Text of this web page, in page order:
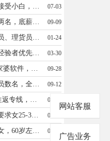
招聘账号发布员多名，可线上，接受小白，日结50-150联系15531977225微同 07-03
千子莲旗舰店招聘：诚聘服务生两名，底薪4000加提成5000左右，有意者可联系电话：15100976677， 09-09
有华家连锁超市襄湾店招聘收银员、理货员、小时工联系电话19331930216 01-24
冷冻厂招聘冷藏车司机师傅！有经验者优先！联系电话18731971521同V 03-30
高薪诚聘：专职会计1名，懂管家婆软件，待遇优厚，地址：王快镇孔桥村村西 16630991800 09-28
启果果集采平台邢台仓招聘业务员数名，全职兼职均可，不打卡，上班自由，有意者电话联系：19803099881（同步） 09-12
招聘B本司机，跑邢台至石家庄往返专线，开6.8高栏车要求吃苦耐劳责任心强，祝村开发区附近优先，联系18831942333 09-18
沙河恒峰装饰材料招聘会计一名要求女25-35岁有工作经验者优先！工资待遇优厚地址沙河北道口15511993382 05-03
招聘火车站候车室内保洁，男或女，60岁左右，长白班，有公休，工资面议，工作地址老火车站，电话13931967255 08-24
网站客服
广告业务